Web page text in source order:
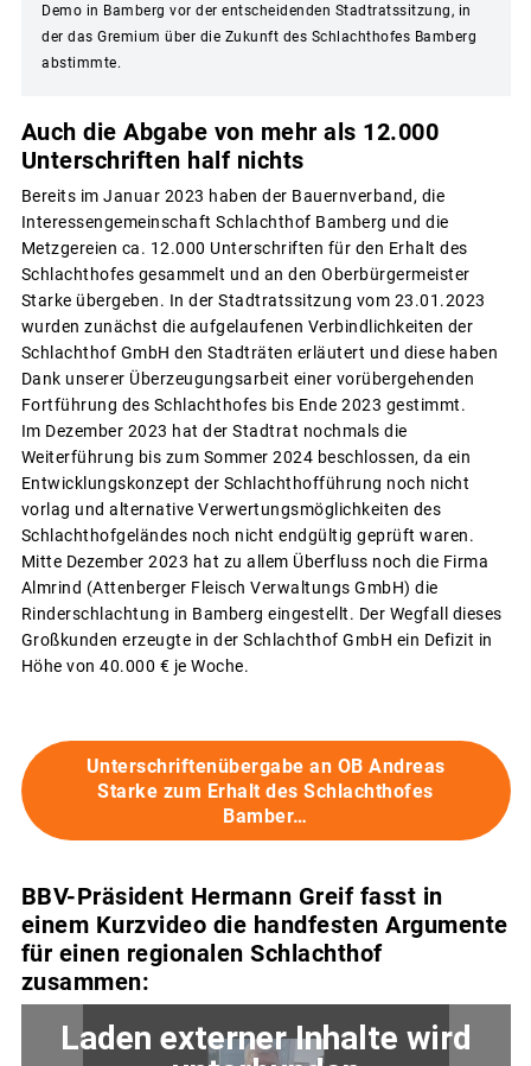
Demo in Bamberg vor der entscheidenden Stadtratssitzung, in
der das Gremium über die Zukunft des Schlachthofes Bamberg
abstimmte.
Auch die Abgabe von mehr als 12.000
Unterschriften half nichts
Bereits im Januar 2023 haben der Bauernverband, die
Interessengemeinschaft Schlachthof Bamberg und die
Metzgereien ca. 12.000 Unterschriften für den Erhalt des
Schlachthofes gesammelt und an den Oberbürgermeister
Starke übergeben. In der Stadtratssitzung vom 23.01.2023
wurden zunächst die aufgelaufenen Verbindlichkeiten der
Schlachthof GmbH den Stadträten erläutert und diese haben
Dank unserer Überzeugungsarbeit einer vorübergehenden
Fortführung des Schlachthofes bis Ende 2023 gestimmt.
Im Dezember 2023 hat der Stadtrat nochmals die
Weiterführung bis zum Sommer 2024 beschlossen, da ein
Entwicklungskonzept der Schlachthofführung noch nicht
vorlag und alternative Verwertungsmöglichkeiten des
Schlachthofgeländes noch nicht endgültig geprüft waren.
Mitte Dezember 2023 hat zu allem Überfluss noch die Firma
Almrind (Attenberger Fleisch Verwaltungs GmbH) die
Rinderschlachtung in Bamberg eingestellt. Der Wegfall dieses
Großkunden erzeugte in der Schlachthof GmbH ein Defizit in
Höhe von 40.000 € je Woche.
Unterschriftenübergabe an OB Andreas
Starke zum Erhalt des Schlachthofes
Bamber…
BBV-Präsident Hermann Greif fasst in
einem Kurzvideo die handfesten Argumente
für einen regionalen Schlachthof
zusammen: